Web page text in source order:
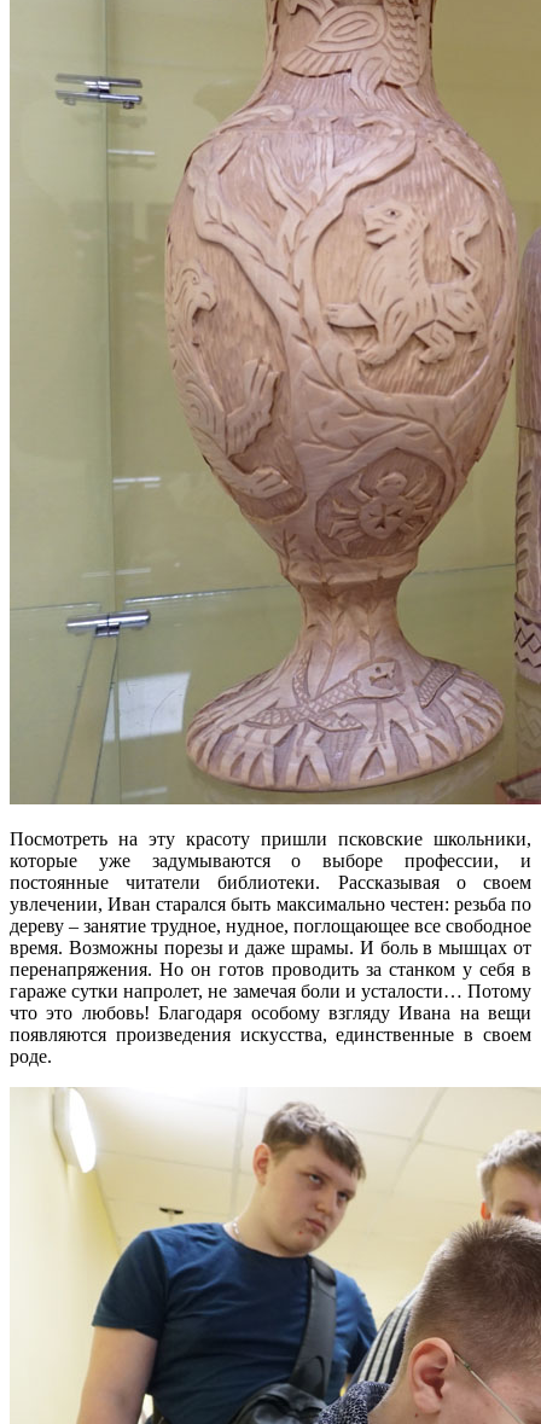
Посмотреть на эту красоту пришли псковские школьники,
которые уже задумываются о выборе профессии, и
постоянные читатели библиотеки. Рассказывая о своем
увлечении, Иван старался быть максимально честен: резьба по
дереву – занятие трудное, нудное, поглощающее все свободное
время. Возможны порезы и даже шрамы. И боль в мышцах от
перенапряжения. Но он готов проводить за станком у себя в
гараже сутки напролет, не замечая боли и усталости… Потому
что это любовь! Благодаря особому взгляду Ивана на вещи
появляются произведения искусства, единственные в своем
роде.